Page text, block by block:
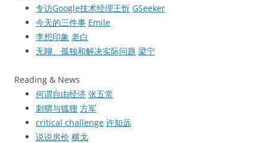
专访Google技术经理王忻 GSeeker
今天的三件事 Emile
李想印象 老白
无聊、孤独和解决实际问题 梁宁
Reading & News
何谓自由经济 张五常
刺猬与狐狸 方军
critical challenge 许知远
说说房价 横戈